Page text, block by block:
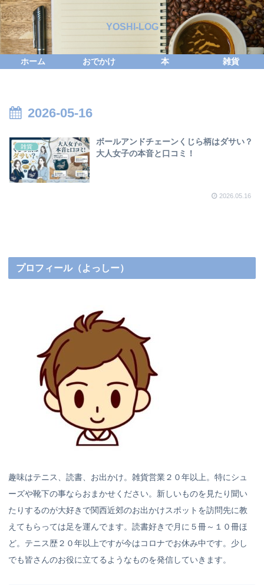
YOSHI-LOG
ホーム おでかけ 本 雑貨
2026-05-16
雑貨
ボールアンドチェーンくじら柄はダサい？
大人女子の本音と口コミ！
2026.05.16
プロフィール（よっしー）
趣味はテニス、読書、お出かけ。雑貨営業２０年以上。特にシュ
ーズや靴下の事ならおまかせください。新しいものを見たり聞い
たりするのが大好きで関西近郊のお出かけスポットを訪問先に教
えてもらっては足を運んでます。読書好きで月に５冊～１０冊ほ
ど。テニス歴２０年以上ですが今はコロナでお休み中です。少し
でも皆さんのお役に立てるようなものを発信していきます。